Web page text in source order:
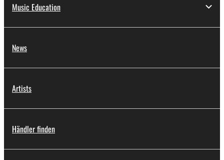
Music Education
News
Artists
Händler finden